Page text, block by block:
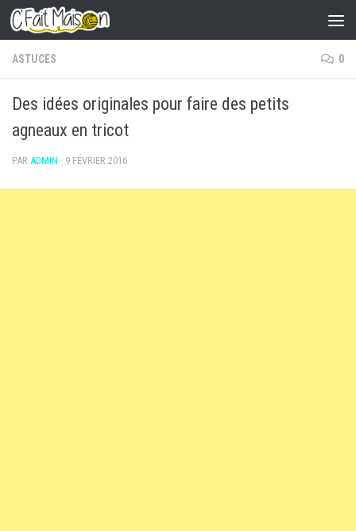
Skip to content
ASTUCES 0
Des idées originales pour faire des petits
agneaux en tricot
PAR ADMIN · 9 FÉVRIER 2016